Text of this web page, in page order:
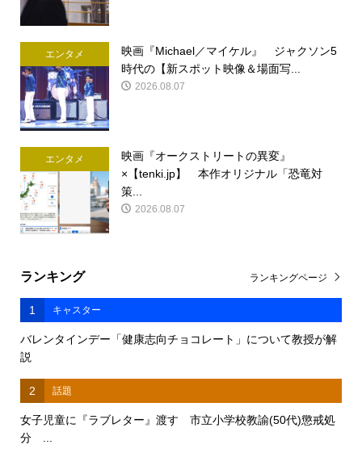
エンタメ
映画『Michael／マイケル』 ジャクソン5
時代の【新スポット映像＆場面写...
2026.08.07
エンタメ
映画『オークストリートの異変』
×【tenki.jp】 本作オリジナル「恐竜対
策...
2026.08.07
ランキング
1 キャスター
バレンタインデー「健康志向チョコレート」について教授が解
説
2 話題
女子児童に『ラブレター』渡す 市立小学校教諭(50代)懲戒処
分 ...
ランキングページ